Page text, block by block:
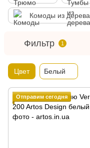
Комоды из дерева
Фильтр 1
Цвет Белый
Отправим сегодня